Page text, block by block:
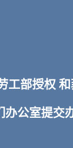
部授权
公室提交